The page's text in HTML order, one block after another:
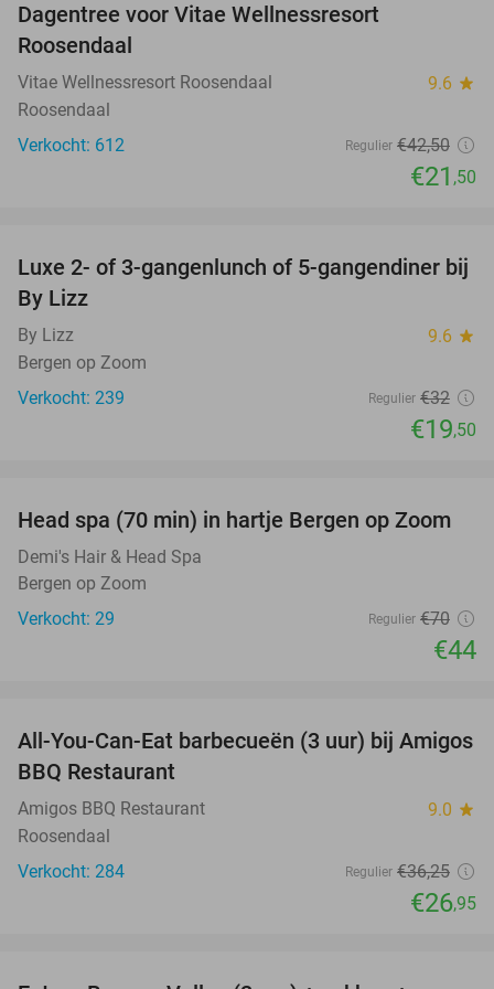
Dagentree voor Vitae Wellnessresort
Roosendaal
Vitae Wellnessresort Roosendaal 9.6 star
Roosendaal
Verkocht: 612
Regulier €42,50
€21 ,50
39%
Luxe 2- of 3-gangenlunch of 5-gangendiner bij
By Lizz
By Lizz 9.6 star
Bergen op Zoom
Verkocht: 239
Regulier €32
€19,50
37%
Head spa (70 min) in hartje Bergen op Zoom
Demi's Hair & Head Spa
Bergen op Zoom
Verkocht: 29
Regulier €70
€44
26%
All-You-Can-Eat barbecueën (3 uur) bij Amigos
BBQ Restaurant
Amigos BBQ Restaurant 9.0 star
Roosendaal
Verkocht: 284
Regulier €36,25
€26,95